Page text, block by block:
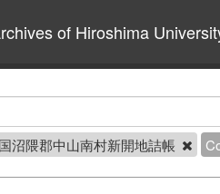
of Hiroshima
沼隈郡中山南村新開地詰帳